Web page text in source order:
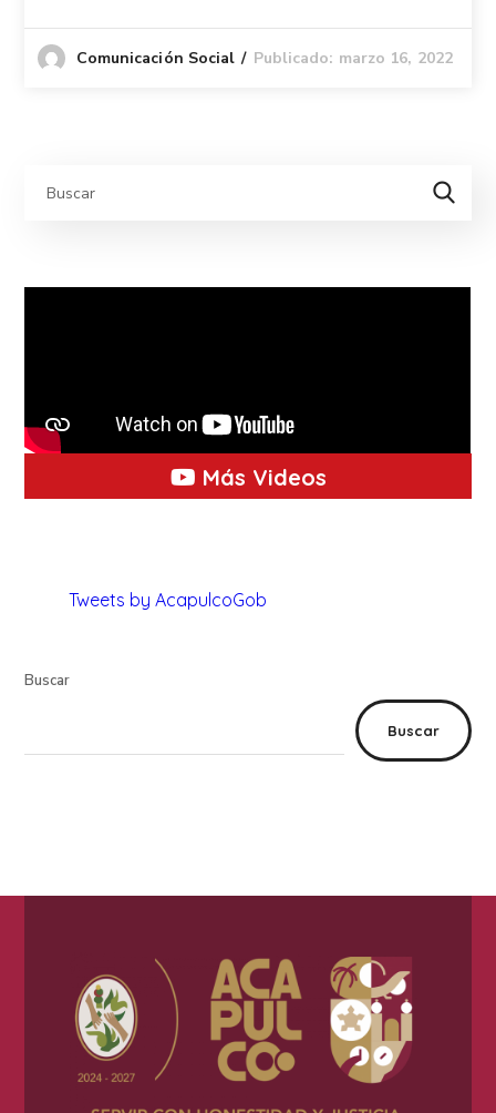
Comunicación Social Publicado: marzo 16, 2022
Más Videos
Tweets by AcapulcoGob
Buscar
Buscar